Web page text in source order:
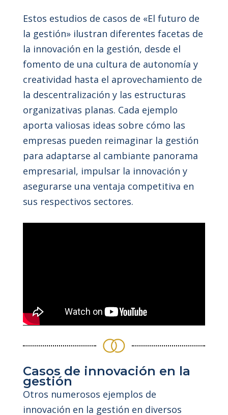
Estos estudios de casos de «El futuro de
la gestión» ilustran diferentes facetas de
la innovación en la gestión, desde el
fomento de una cultura de autonomía y
creatividad hasta el aprovechamiento de
la descentralización y las estructuras
organizativas planas. Cada ejemplo
aporta valiosas ideas sobre cómo las
empresas pueden reimaginar la gestión
para adaptarse al cambiante panorama
empresarial, impulsar la innovación y
asegurarse una ventaja competitiva en
sus respectivos sectores.
Casos de innovación en la
gestión
Otros numerosos ejemplos de
innovación en la gestión en diversos